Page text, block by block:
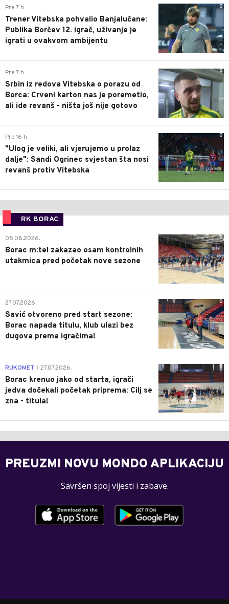
0
Pre 7 h
Trener Vitebska pohvalio Banjalučane:
Publika Borčev 12. igrač, uživanje je
igrati u ovakvom ambijentu
0
Pre 7 h
Srbin iz redova Vitebska o porazu od
Borca: Crveni karton nas je poremetio,
ali ide revanš - ništa još nije gotovo
0
Pre 16 h
"Ulog je veliki, ali vjerujemo u prolaz
dalje": Sandi Ogrinec svjestan šta nosi
revanš protiv Vitebska
RK BORAC
0
05.08.2026.
Borac m:tel zakazao osam kontrolnih
utakmica pred početak nove sezone
0
27.07.2026.
Savić otvoreno pred start sezone:
Borac napada titulu, klub ulazi bez
dugova prema igračima!
0
RUKOMET 27.07.2026.
Borac krenuo jako od starta, igrači
jedva dočekali početak priprema: Cilj se
zna - titula!
PREUZMI NOVU MONDO APLIKACIJU
Savršen spoj vijesti i zabave.